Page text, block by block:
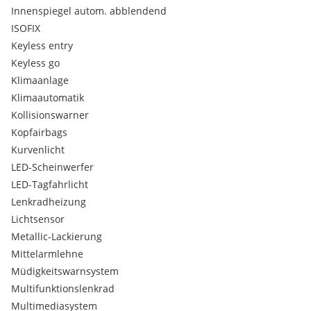
* Navigationssystem
* Parksensor vorne & hinten
* Winterpaket, Sprachsteuerung, Ambientebeleuchtung,
Fahrprofilauswahl
* Apple Carplay + Android Auto
* Keyless Entry
Innenspiegel autom. abblendend
ISOFIX
Keyless entry
Keyless go
Klimaanlage
Klimaautomatik
Kollisionswarner
Kopfairbags
Kurvenlicht
LED-Scheinwerfer
LED-Tagfahrlicht
Lenkradheizung
Lichtsensor
Metallic-Lackierung
Mittelarmlehne
Müdigkeitswarnsystem
Multifunktionslenkrad
Multimediasystem